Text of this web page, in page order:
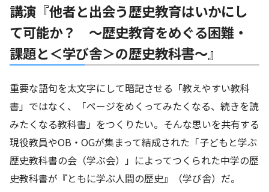
講演『他者と出会う歴史教育はいかにし
て可能か？ 〜歴史教育をめぐる困難・
課題と＜学び舎＞の歴史教科書〜』
重要な語句を太文字にして暗記させる「教えやすい教科
書」ではなく、「ページをめくってみたくなる、続きを読
みたくなる教科書」をつくりたい。そんな思いを共有する
現役教員やOB・OGが集まって結成された「子どもと学ぶ
歴史教科書の会（学ぶ会）」によってつくられた中学の歴
史教科書が『ともに学ぶ人間の歴史』（学び舎）だ。